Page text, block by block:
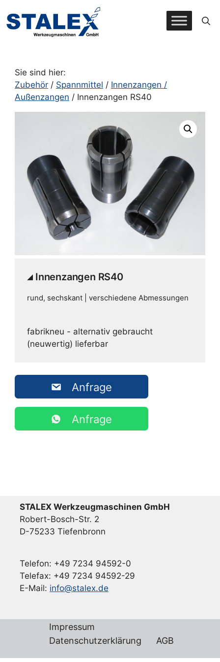
Inhalt
springen
Sie sind hier:
Zubehör / Spannmittel / Innenzangen /
Außenzangen / Innenzangen RS40
Innenzangen RS40
rund, sechskant | verschiedene Abmessungen
fabrikneu - alternativ gebraucht
(neuwertig) lieferbar
Anfrage
Anfrage
STALEX Werkzeugmaschinen GmbH
Robert-Bosch-Str. 2
D-75233 Tiefenbronn
Telefon: +49 7234 94592-0
Telefax: +49 7234 94592-29
E-Mail: info@stalex.de
Impressum
Datenschutzerklärung
AGB